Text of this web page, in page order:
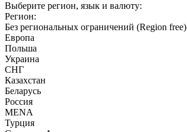
Выберите регион, язык и валюту:
Регион:
Без региональных ограничений (Region free)
Европа
Польша
Украина
СНГ
Казахстан
Беларусь
Россия
MENA
Турция